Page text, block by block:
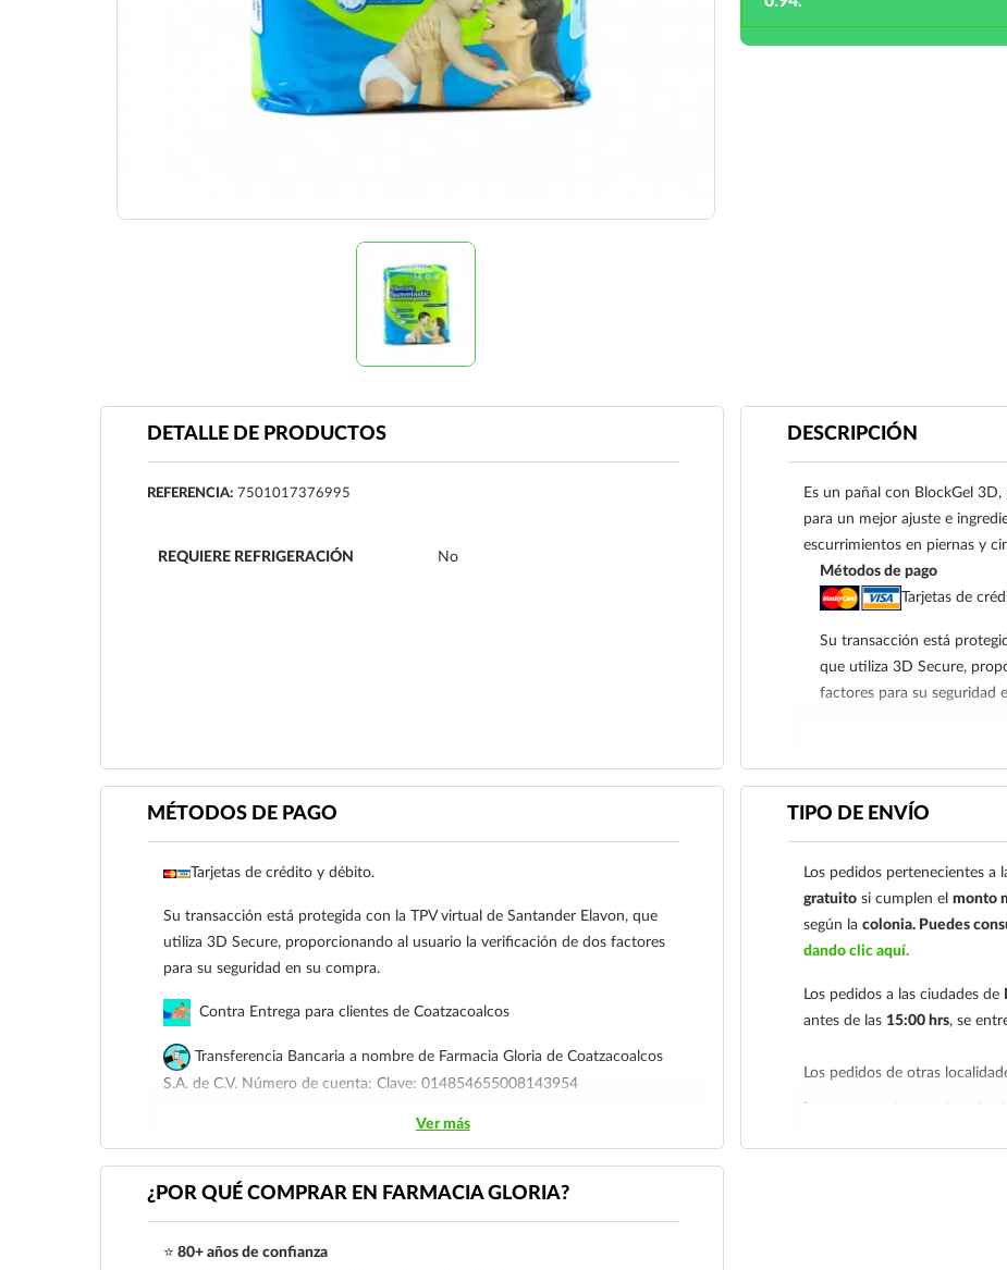
DETALLE DE PRODUCTOS
REFERENCIA: 7501017376995
REQUIERE REFRIGERACIÓN No
DESCRIPCIÓN
Es un pañal con BlockGel
para un mejor ajuste e
escurrimientos en piernas y
Métodos de pago
Tarjetas de
Su transacción está
que utiliza 3D Secure,
factores para su seguridad
Contra Entrega para
Coatzacoalcos S.A. de C.V.
Para esta forma de pago el
a al siguiente correo
nuestro
921 261 8491
MÉTODOS DE PAGO
Tarjetas de crédito y débito.
Su transacción está protegida con la TPV virtual de Santander Elavon, que
utiliza 3D Secure, proporcionando al usuario la verificación de dos factores
para su seguridad en su compra.
Contra Entrega para clientes de Coatzacoalcos
Transferencia Bancaria a nombre de Farmacia Gloria de Coatzacoalcos
S.A. de C.V. Número de cuenta: Clave: 014854655008143954
Para esta forma de pago el cliente deberá enviar su comprobante de pago a al
siguiente correo electrónico:ecommerce@farmaciagloria.mxo a nuestro
921 261 8491
Ver más
TIPO DE ENVÍO
Los pedidos pertenecientes a
gratuitosi cumplen el monto
según la colonia. Puedes
dando clic aquí.
Los pedidos a las ciudades de
antes de las 15:00 hrs, se
Los pedidos de otras
Tenemos dos tarifas
¿POR QUÉ COMPRAR EN FARMACIA GLORIA?
⭐ 80+ años de confianza